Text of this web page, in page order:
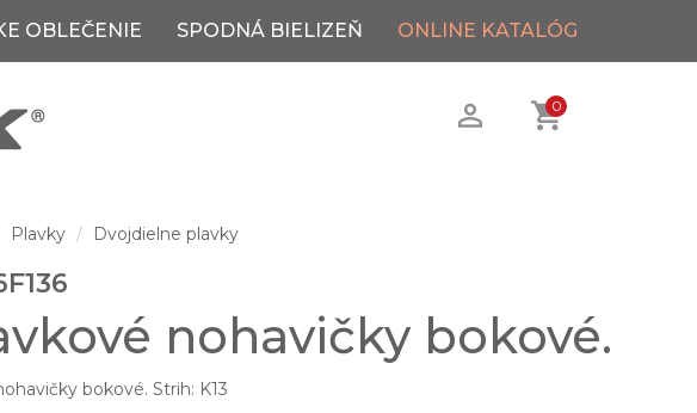
OBLEČENIE SPODNÁ BIELIZEŇ ONLINE KATALÓG
0
Plavky Dvojdielne plavky
nohavičky bokové.
bokové. Strih: K13